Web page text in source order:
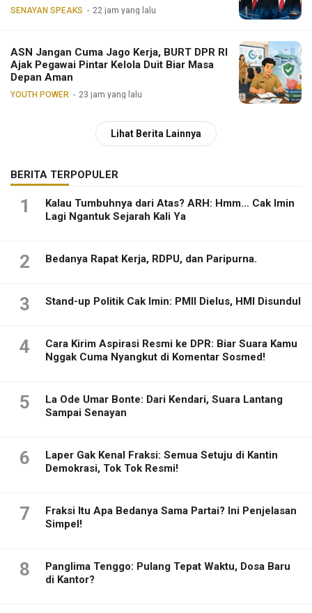
SENAYAN SPEAKS 22 jam yang lalu
ASN Jangan Cuma Jago Kerja, BURT DPR RI
Ajak Pegawai Pintar Kelola Duit Biar Masa
Depan Aman
YOUTH POWER 23 jam yang lalu
Lihat Berita Lainnya
BERITA TERPOPULER
1
Kalau Tumbuhnya dari Atas? ARH: Hmm… Cak Imin
Lagi Ngantuk Sejarah Kali Ya
2 Bedanya Rapat Kerja, RDPU, dan Paripurna.
3 Stand-up Politik Cak Imin: PMII Dielus, HMI Disundul
4
Cara Kirim Aspirasi Resmi ke DPR: Biar Suara Kamu
Nggak Cuma Nyangkut di Komentar Sosmed!
5
La Ode Umar Bonte: Dari Kendari, Suara Lantang
Sampai Senayan
6
Laper Gak Kenal Fraksi: Semua Setuju di Kantin
Demokrasi, Tok Tok Resmi!
7
Fraksi Itu Apa Bedanya Sama Partai? Ini Penjelasan
Simpel!
8
Panglima Tenggo: Pulang Tepat Waktu, Dosa Baru
di Kantor?